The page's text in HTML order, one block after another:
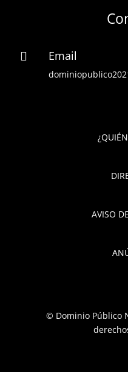
 Email
AVISO
© Dominio Público